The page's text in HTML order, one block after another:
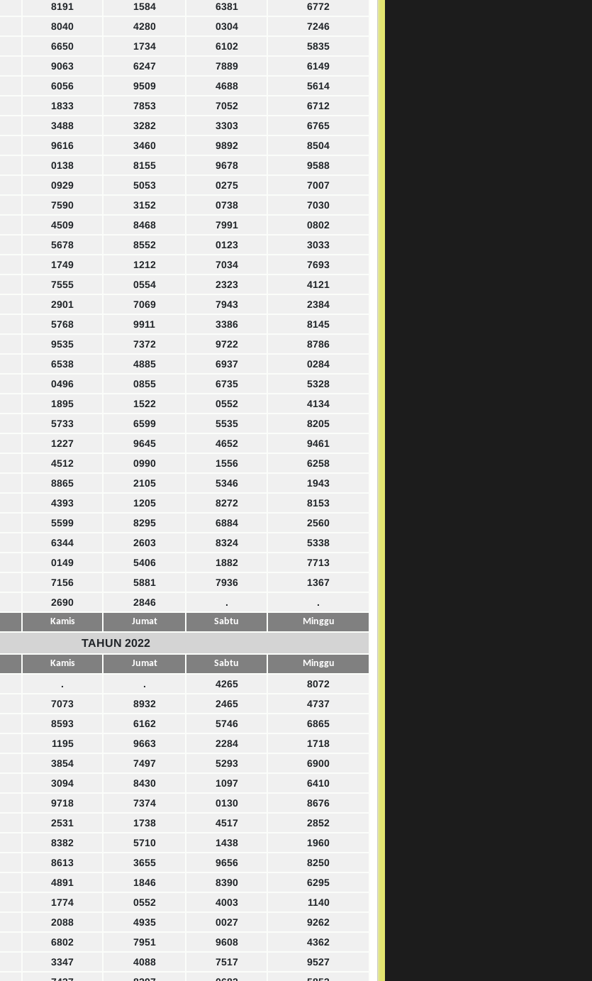
8191 1584 6381
6772
8040 4280 0304
7246
6650 1734 6102
5835
9063 6247 7889
6149
6056 9509 4688
5614
1833 7853 7052
6712
3488 3282 3303
6765
9616 3460 9892
8504
0138 8155 9678
9588
0929 5053 0275
7007
7590 3152 0738
7030
4509 8468 7991
0802
5678 8552 0123
3033
1749 1212 7034
7693
7555 0554 2323
4121
2901 7069 7943
2384
5768 9911 3386
8145
9535 7372 9722
8786
6538 4885 6937
0284
0496 0855 6735
5328
1895 1522 0552
4134
5733 6599 5535
8205
1227 9645 4652
9461
4512 0990 1556
6258
8865 2105 5346
1943
4393 1205 8272
8153
5599 8295 6884
2560
6344 2603 8324
5338
0149 5406 1882
7713
7156 5881 7936
1367
2690 2846 . .
Kamis Jumat Sabtu Minggu
TAHUN 2022
Kamis Jumat Sabtu Minggu
. . 4265
8072
7073 8932 2465
4737
8593 6162 5746
6865
1195 9663 2284
1718
3854 7497 5293
6900
3094 8430 1097
6410
9718 7374 0130
8676
2531 1738 4517
2852
8382 5710 1438
1960
8613 3655 9656
8250
4891 1846 8390
6295
1774 0552 4003
1140
2088 4935 0027
9262
6802 7951 9608
4362
3347 4088 7517
9527